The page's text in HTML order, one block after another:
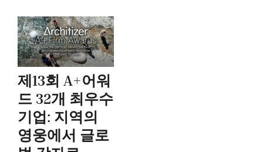
제13회 A+어워
드 32개 최우수
기업: 지역의
영웅에서 글로